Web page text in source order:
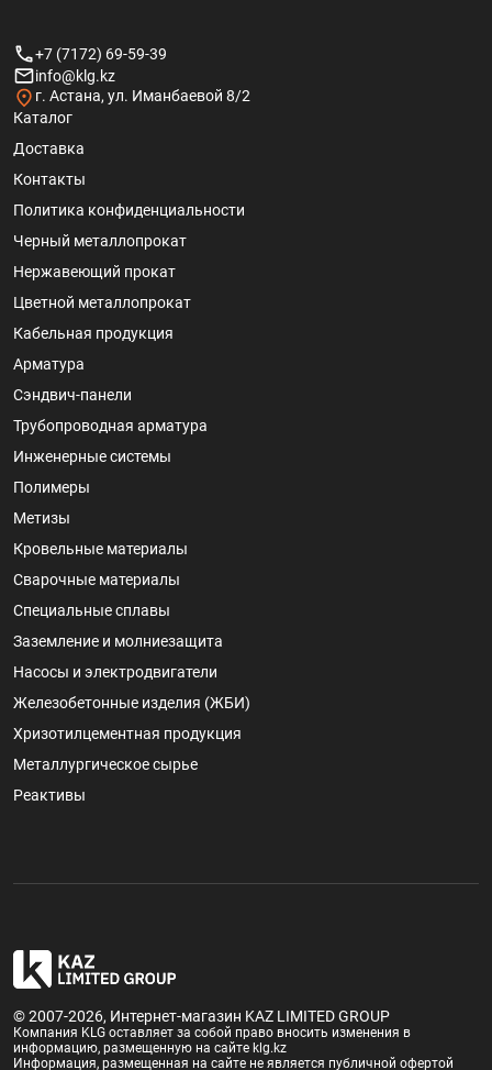
+7 (7172) 69-59-39
info@klg.kz
г. Астана, ул. Иманбаевой 8/2
Каталог
Доставка
Контакты
Политика конфиденциальности
Черный металлопрокат
Нержавеющий прокат
Цветной металлопрокат
Кабельная продукция
Арматура
Сэндвич-панели
Трубопроводная арматура
Инженерные системы
Полимеры
Метизы
Кровельные материалы
Сварочные материалы
Специальные сплавы
Заземление и молниезащита
Насосы и электродвигатели
Железобетонные изделия (ЖБИ)
Хризотилцементная продукция
Металлургическое сырье
Реактивы
© 2007-2026, Интернет-магазин KAZ LIMITED GROUP
Компания KLG оставляет за собой право вносить изменения в
информацию, размещенную на сайте klg.kz
Информация, размещенная на сайте не является публичной офертой